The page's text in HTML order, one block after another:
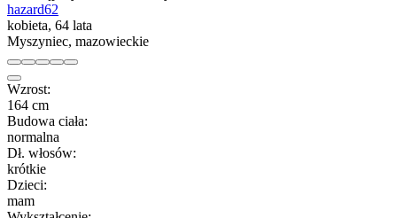
hazard62
kobieta, 64 lata
Myszyniec, mazowieckie
Wzrost:
164 cm
Budowa ciała:
normalna
Dł. włosów:
krótkie
Dzieci:
mam